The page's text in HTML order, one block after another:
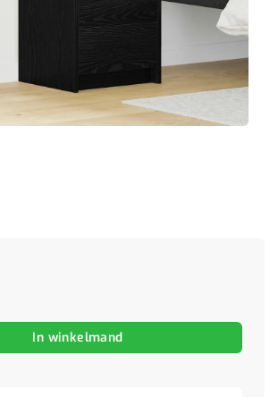
Lichten Zwart Eiken Geëngineerd Hout aantal
In winkelmand